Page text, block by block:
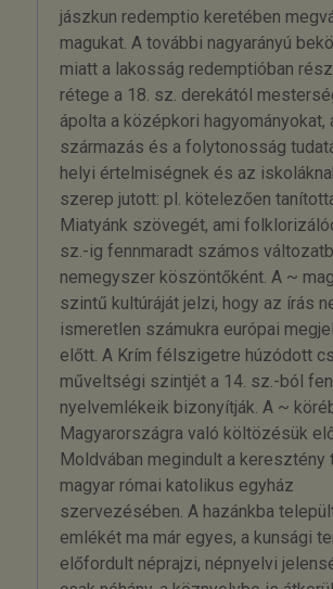
jászkun redemptio keretében
magukat. A további nagyarányú
miatt a lakosság redemptióban
rétege a 18. sz. derekától
ápolta a középkori hagyományokat,
származás és a folytonosság
helyi értelmiségnek és az
szerep jutott: pl. kötelezően
Miatyánk szövegét, ami
sz.-ig fennmaradt számos
nemegyszer köszöntőként. A ~
szintű kultúráját jelzi, hogy az írás
ismeretlen számukra európai
előtt. A Krím félszigetre húzódott
műveltségi szintjét a 14. sz.-ból
nyelvemlékeik bizonyítják. A ~
Magyarországra való költözésük
Moldvában megindult a keresztény
magyar római katolikus egyház
szervezésében. A hazánkba
emlékét ma már egyes, a kunsági
előfordult néprajzi, népnyelvi